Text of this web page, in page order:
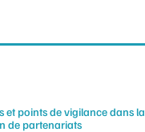
et points de vigilance dans la
de partenariats